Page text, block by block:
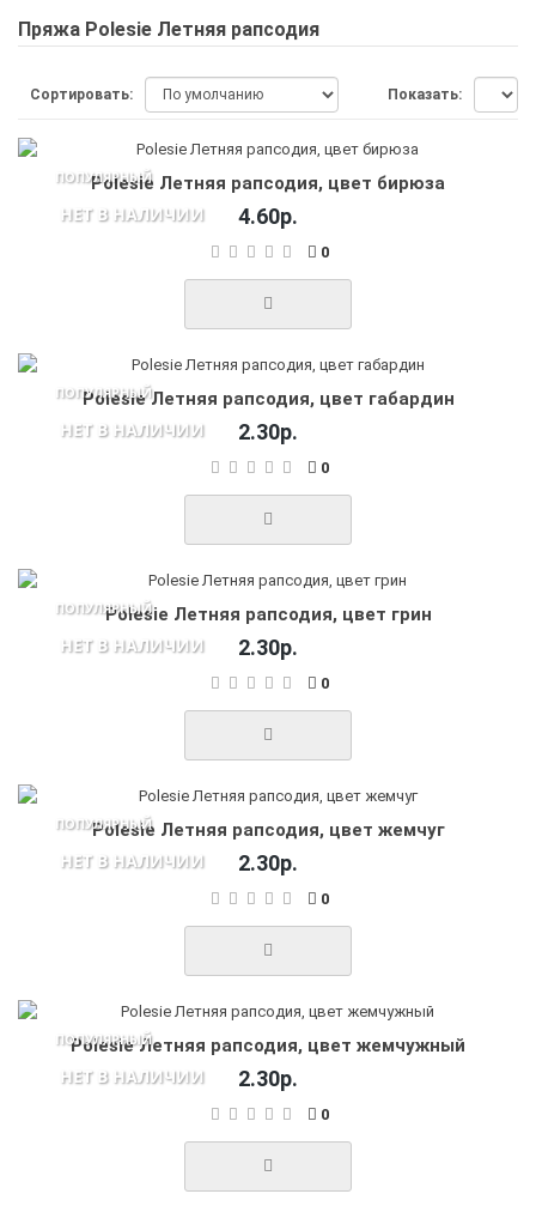
Пряжа Polesie Летняя рапсодия
Сортировать: Показать:
ПОПУЛЯРНЫЙ
НЕТ В НАЛИЧИИ
Polesie Летняя рапсодия, цвет бирюза
4.60р.
0
ПОПУЛЯРНЫЙ
НЕТ В НАЛИЧИИ
Polesie Летняя рапсодия, цвет габардин
2.30р.
0
ПОПУЛЯРНЫЙ
НЕТ В НАЛИЧИИ
Polesie Летняя рапсодия, цвет грин
2.30р.
0
ПОПУЛЯРНЫЙ
НЕТ В НАЛИЧИИ
Polesie Летняя рапсодия, цвет жемчуг
2.30р.
0
ПОПУЛЯРНЫЙ
НЕТ В НАЛИЧИИ
Polesie Летняя рапсодия, цвет жемчужный
2.30р.
0